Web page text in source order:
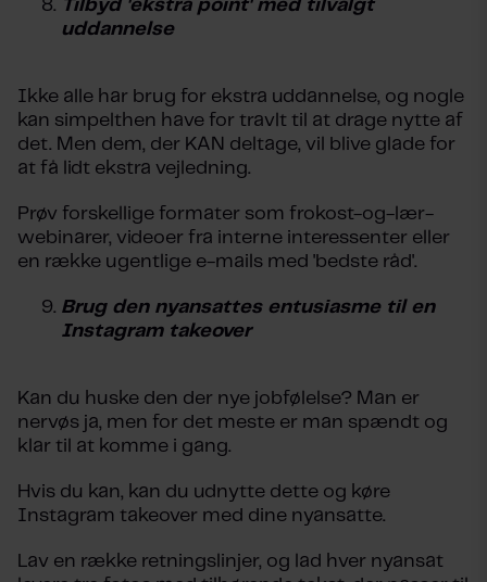
Tilbyd 'ekstra point' med tilvalgt
uddannelse
Ikke alle har brug for ekstra uddannelse, og nogle
kan simpelthen have for travlt til at drage nytte af
det. Men dem, der KAN deltage, vil blive glade for
at få lidt ekstra vejledning.
Prøv forskellige formater som frokost-og-lær-
webinarer, videoer fra interne interessenter eller
en række ugentlige e-mails med 'bedste råd'.
Brug den nyansattes entusiasme til en
Instagram takeover
Kan du huske den der nye jobfølelse? Man er
nervøs ja, men for det meste er man spændt og
klar til at komme i gang.
Hvis du kan, kan du udnytte dette og køre
Instagram takeover med dine nyansatte.
Lav en række retningslinjer, og lad hver nyansat